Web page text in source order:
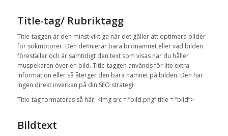
Title-tag/ Rubriktagg
Title-taggen är den minst viktiga när det gäller att optimera bilder
för sökmotorer. Den definierar bara bildnamnet eller vad bilden
föreställer och är samtidigt den text som visas när du håller
muspekaren över en bild. Title-taggen används för lite extra
information eller så återger den bara namnet på bilden. Den har
ingen direkt inverkan på din SEO strategi.
Title-tag formateras så här: <Img src = ”bild.png” title = ”bild”>
Bildtext